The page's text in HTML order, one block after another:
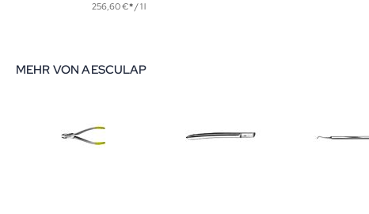
256,60 € / 1 l
MEHR VON AESCULAP